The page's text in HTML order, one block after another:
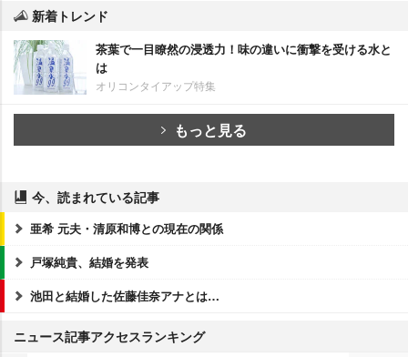
新着トレンド
茶葉で一目瞭然の浸透力！味の違いに衝撃を受ける水と
は
オリコンタイアップ特集
もっと見る
今、読まれている記事
亜希 元夫・清原和博との現在の関係
戸塚純貴、結婚を発表
池田と結婚した佐藤佳奈アナとは…
ニュース記事アクセスランキング